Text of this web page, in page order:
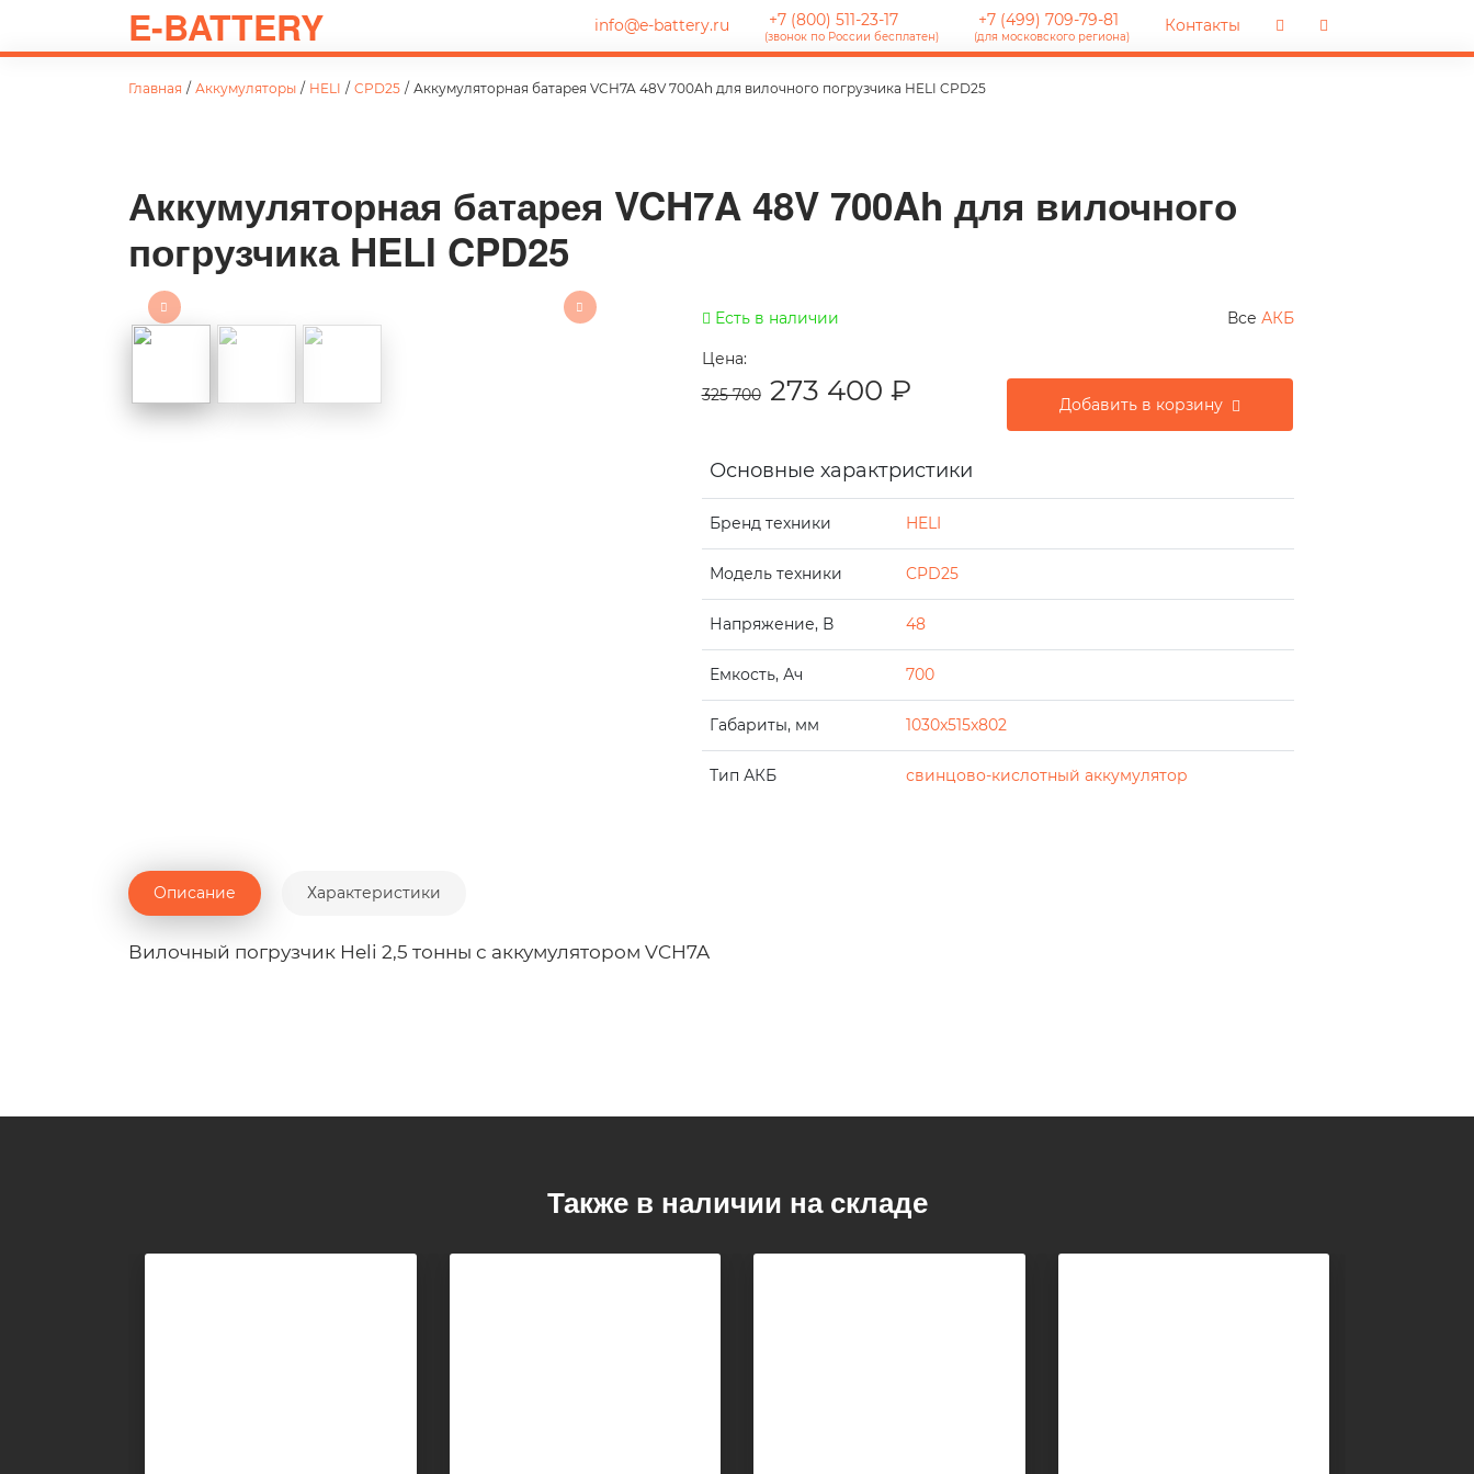
E-BATTERY info@e-battery.ru +7 (800) 511-23-17
(звонок по России бесплатен)
+7 (499) 709-79-81
(для московского региона)
Контакты
Главная / Аккумуляторы / HELI / CPD25 / Аккумуляторная батарея VCH7A 48V 700Ah для вилочного погрузчика HELI CPD25
Аккумуляторная батарея VCH7A 48V 700Ah для вилочного
погрузчика HELI CPD25
Есть в наличии Все АКБ
Цена:
325 700 273 400 ₽ Добавить в корзину
Основные характристики
Бренд техники HELI
Модель техники CPD25
Напряжение, В 48
Емкость, Ач 700
Габариты, мм 1030x515x802
Тип АКБ свинцово-кислотный аккумулятор
Описание Характеристики
Вилочный погрузчик Heli 2,5 тонны с аккумулятором VCH7A
Также в наличии на складе